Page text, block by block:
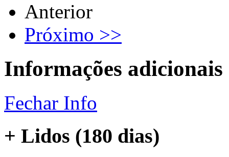
Anterior
Próximo >>
Informações adicionais
Fechar Info
+ Lidos (180 dias)